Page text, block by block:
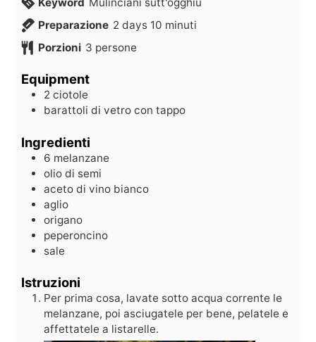
Keyword Mulinciani sutt'ogghiu
Preparazione 2 days 10 minuti
Porzioni 3 persone
Equipment
2 ciotole
barattoli di vetro con tappo
Ingredienti
6 melanzane
olio di semi
aceto di vino bianco
aglio
origano
peperoncino
sale
Istruzioni
Per prima cosa, lavate sotto acqua corrente le
melanzane, poi asciugatele per bene, pelatele e
affettatele a listarelle.